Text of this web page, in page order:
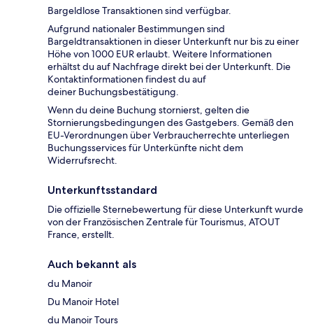
Bargeldlose Transaktionen sind verfügbar.
Aufgrund nationaler Bestimmungen sind
Bargeldtransaktionen in dieser Unterkunft nur bis zu einer
Höhe von 1000 EUR erlaubt. Weitere Informationen
erhältst du auf Nachfrage direkt bei der Unterkunft. Die
Kontaktinformationen findest du auf
deiner Buchungsbestätigung.
Wenn du deine Buchung stornierst, gelten die
Stornierungsbedingungen des Gastgebers. Gemäß den
EU-Verordnungen über Verbraucherrechte unterliegen
Buchungsservices für Unterkünfte nicht dem
Widerrufsrecht.
Unterkunftsstandard
Die offizielle Sternebewertung für diese Unterkunft wurde
von der Französischen Zentrale für Tourismus, ATOUT
France, erstellt.
Auch bekannt als
du Manoir
Du Manoir Hotel
du Manoir Tours